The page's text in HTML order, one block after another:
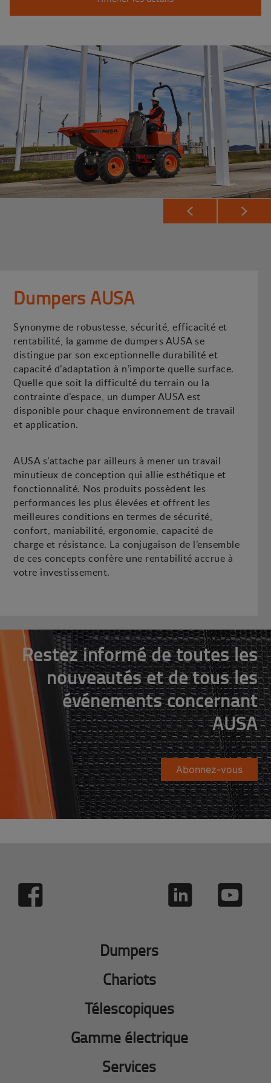
Dumpers AUSA
Synonyme de robustesse, sécurité, efficacité et
rentabilité, la gamme de dumpers AUSA se
distingue par son exceptionnelle durabilité et
capacité d’adaptation à n’importe quelle surface.
Quelle que soit la difficulté du terrain ou la
contrainte d’espace, un dumper AUSA est
disponible pour chaque environnement de travail
et application.
AUSA s’attache par ailleurs à mener un travail
minutieux de conception qui allie esthétique et
fonctionnalité. Nos produits possèdent les
performances les plus élevées et offrent les
meilleures conditions en termes de sécurité,
confort, maniabilité, ergonomie, capacité de
charge et résistance. La conjugaison de l’ensemble
de ces concepts confère une rentabilité accrue à
votre investissement.
Restez informé de toutes les
nouveautés et de tous les
événements concernant
AUSA
Abonnez-vous
Dumpers
Chariots
Télescopiques
Gamme électrique
Services